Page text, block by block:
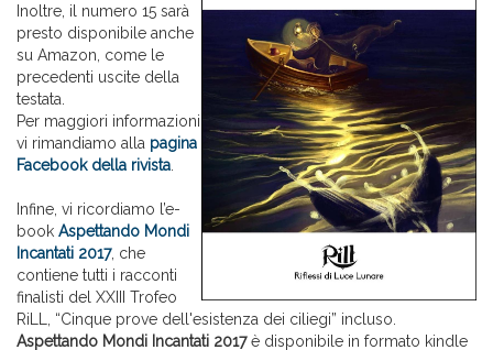
Inoltre, il numero 15 sarà
presto disponibile anche
su Amazon, come le
precedenti uscite della
testata.
Per maggiori informazioni
vi rimandiamo alla pagina
Facebook della rivista
Infine, vi ricordiamo l’e-
book Aspettando Mondi
Incantati 2017, che
contiene tutti i racconti
finalisti del XXIII Trofeo
RiLL, “Cinque prove dell'esistenza dei ciliegi” incluso.
Aspettando Mondi Incantati 2017è disponibile in formato kindle